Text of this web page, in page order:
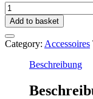
KHALEESI
Shawl
quantity
Add to basket
Category: Accessoires
Beschreibung